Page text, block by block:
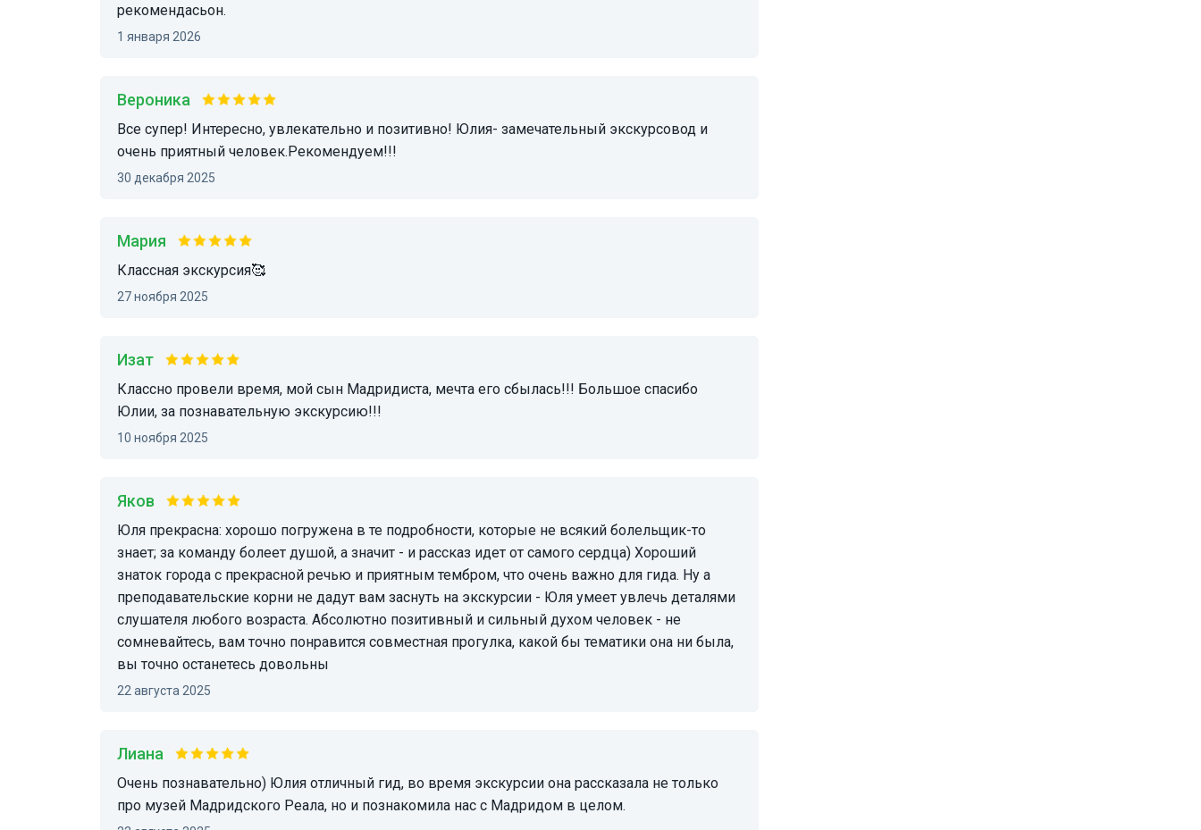
рекомендасьон.
1 января 2026
Вероника
Все супер! Интересно, увлекательно и позитивно! Юлия- замечательный экскурсовод и
очень приятный человек.Рекомендуем!!!
30 декабря 2025
Мария
Классная экскурсия🥰
27 ноября 2025
Изат
Классно провели время, мой сын Мадридиста, мечта его сбылась!!! Большое спасибо
Юлии, за познавательную экскурсию!!!
10 ноября 2025
Яков
Юля прекрасна: хорошо погружена в те подробности, которые не всякий болельщик-то
знает; за команду болеет душой, а значит - и рассказ идет от самого сердца) Хороший
знаток города с прекрасной речью и приятным тембром, что очень важно для гида. Ну а
преподавательские корни не дадут вам заснуть на экскурсии - Юля умеет увлечь деталями
слушателя любого возраста. Абсолютно позитивный и сильный духом человек - не
сомневайтесь, вам точно понравится совместная прогулка, какой бы тематики она ни была,
вы точно останетесь довольны
22 августа 2025
Лиана
Очень познавательно) Юлия отличный гид, во время экскурсии она рассказала не только
про музей Мадридского Реала, но и познакомила нас с Мадридом в целом.